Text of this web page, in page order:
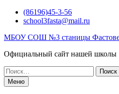
Перейти(86196)45-3-56
school3fasta@mail.ru
МБОУ СОШ №3 станицы
Официальный сайт нашей школы
Поиск
по:Меню